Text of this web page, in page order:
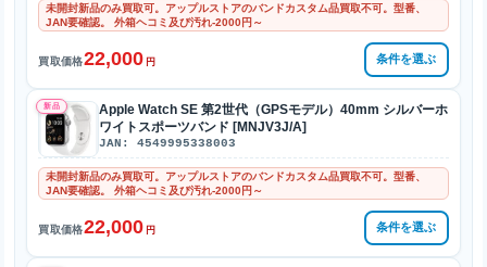
未開封新品のみ買取可。アップルストアのバンドカスタム品買取不可。型番、
JAN要確認。 外箱ヘコミ及び汚れ-2000円～
買取価格22,000 円 条件を選ぶ
新品
Apple Watch SE 第2世代（GPSモデル）40mm シルバーホ
ワイトスポーツバンド [MNJV3J/A]
JAN: 4549995338003
未開封新品のみ買取可。アップルストアのバンドカスタム品買取不可。型番、
JAN要確認。 外箱ヘコミ及び汚れ-2000円～
買取価格22,000 円 条件を選ぶ